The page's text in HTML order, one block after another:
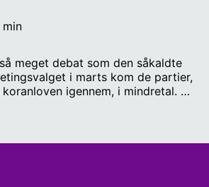
meget debat som den såkaldte
i marts kom de partier,
igennem, i mindretal. Nu
for en afskaffelse. Er det på